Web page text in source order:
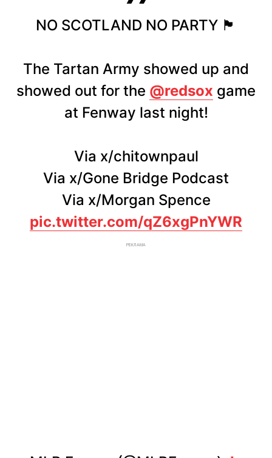
NO SCOTLAND NO PARTY 🏴󠁧󠁢󠁳󠁣󠁴󠁿
The Tartan Army showed up and
showed out for the @redsox game
at Fenway last night!
Via x/chitownpaul
Via x/Gone Bridge Podcast
Via x/Morgan Spence
pic.twitter.com/qZ6xgPnYWR
РЕКЛАМА